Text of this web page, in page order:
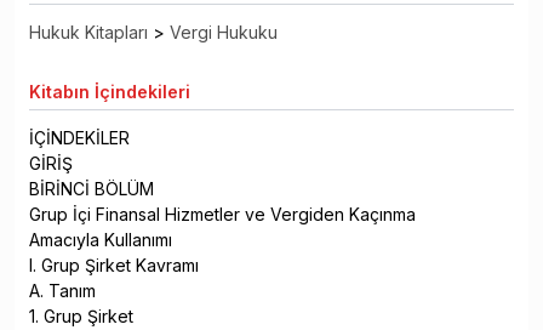
Hukuk Kitapları > Vergi Hukuku
Kitabın İçindekileri
İÇİNDEKİLER
GİRİŞ
BİRİNCİ BÖLÜM
Grup İçi Finansal Hizmetler ve Vergiden Kaçınma
Amacıyla Kullanımı
I. Grup Şirket Kavramı
A. Tanım
1. Grup Şirket